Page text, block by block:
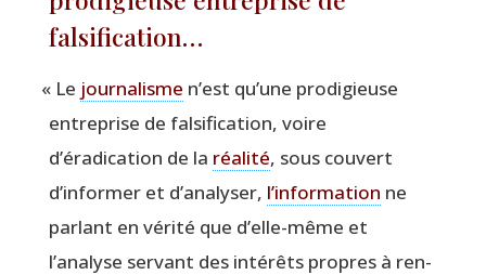
falsification…
« Le jour­na­lisme n’est qu’une pro­di­gieuse
entre­prise de fal­si­fi­ca­tion, voire
d’éradication de la réa­li­té, sous cou­vert
d’informer et d’analyser, l’information ne
par­lant en véri­té que d’elle-même et
l’analyse ser­vant des inté­rêts propres à ren­